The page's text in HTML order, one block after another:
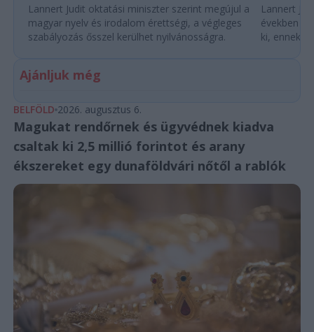
Lannert Judit oktatási miniszter szerint megújul a
magyar nyelv és irodalom érettségi, a végleges
szabályozás ősszel kerülhet nyilvánosságra.
Lannert
években
ki, ennek
Ajánljuk még
BELFÖLD 2026. augusztus 6.
Magukat rendőrnek és ügyvédnek kiadva
csaltak ki 2,5 millió forintot és arany
ékszereket egy dunaföldvári nőtől a rablók